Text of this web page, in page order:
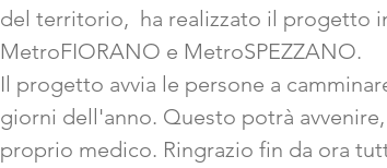
del territorio, ha realizzato il progetto
MetroFIORANO e MetroSPEZZANO.
Il progetto avvia le persone a
giorni dell'anno. Questo potrà
proprio medico. Ringrazio fin da ora